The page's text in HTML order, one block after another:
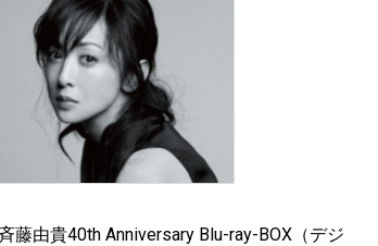
由貴40th Anniversary Blu-ray-BOX（デジ